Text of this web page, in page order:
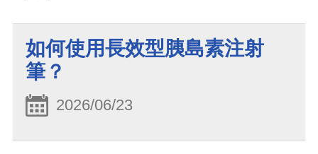
如何使用長效型胰島素注射
筆？
2026/06/23